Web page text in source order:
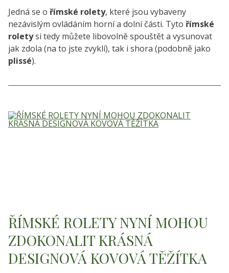
Jedná se o římské rolety, které jsou vybaveny
nezávislým ovládáním horní a dolní části. Tyto římské
roletysi tedy můžete libovolně spouštět a vysunovat
jak zdola (na to jste zvyklí), tak i shora (podobně jako
plissé).
ŘÍMSKÉ ROLETY NYNÍ MOHOU
ZDOKONALIT KRÁSNÁ
DESIGNOVÁ KOVOVÁ TĚŽÍTKA